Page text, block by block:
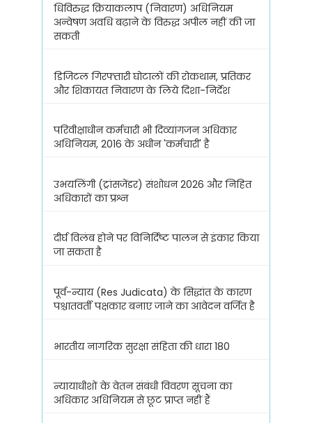
धिविरुद्ध क्रियाकलाप (निवारण) अधिनियम
अन्वेषण अवधि बढ़ाने के विरुद्ध अपील नहीं की जा
सकती
डिजिटल गिरफ्तारी घोटालों की रोकथाम, प्रतिकर
और शिकायत निवारण के लिये दिशा-निर्देश
परिवीक्षाधीन कर्मचारी भी दिव्यांगजन अधिकार
अधिनियम, 2016 के अधीन 'कर्मचारी' है
उभयलिंगी (ट्रांसजेंडर) संशोधन 2026 और निहित
अधिकारों का प्रश्न
दीर्घ विलंब होने पर विनिर्दिष्ट पालन से इंकार किया
जा सकता है
पूर्व-न्याय (Res Judicata) के सिद्धांत के कारण
पश्चातवर्ती पक्षकार बनाए जाने का आवेदन वर्जित है
भारतीय नागरिक सुरक्षा संहिता की धारा 180
न्यायाधीशों के वेतन संबंधी विवरण सूचना का
अधिकार अधिनियम से छूट प्राप्त नहीं हैं